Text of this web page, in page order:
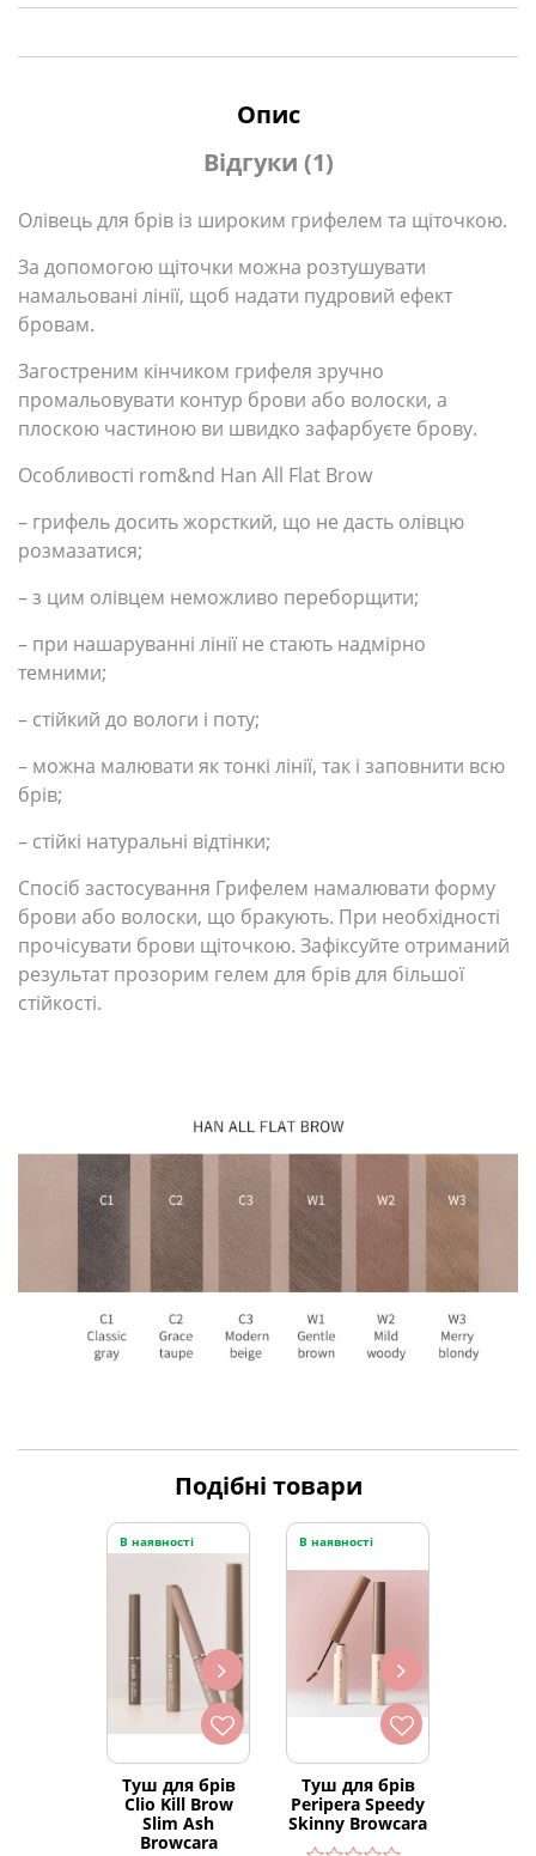
Опис
Відгуки (1)
Олівець для брів із широким грифелем та щіточкою.
За допомогою щіточки можна розтушувати
намальовані лінії, щоб надати пудровий ефект
бровам.
Загостреним кінчиком грифеля зручно
промальовувати контур брови або волоски, а
плоскою частиною ви швидко зафарбуєте брову.
Особливості rom&nd Han All Flat Brow
– грифель досить жорсткий, що не дасть олівцю
розмазатися;
– з цим олівцем неможливо переборщити;
– при нашаруванні лінії не стають надмірно
темними;
– стійкий до вологи і поту;
– можна малювати як тонкі лінії, так і заповнити всю
брів;
– стійкі натуральні відтінки;
Спосіб застосування Грифелем намалювати форму
брови або волоски, що бракують. При необхідності
прочісувати брови щіточкою. Зафіксуйте отриманий
результат прозорим гелем для брів для більшої
стійкості.
Подібні товари
В наявності
Туш для брів
Clio Kill Brow
Slim Ash
Browcara
В наявності
Туш для брів
Peripera Speedy
Skinny Browcara